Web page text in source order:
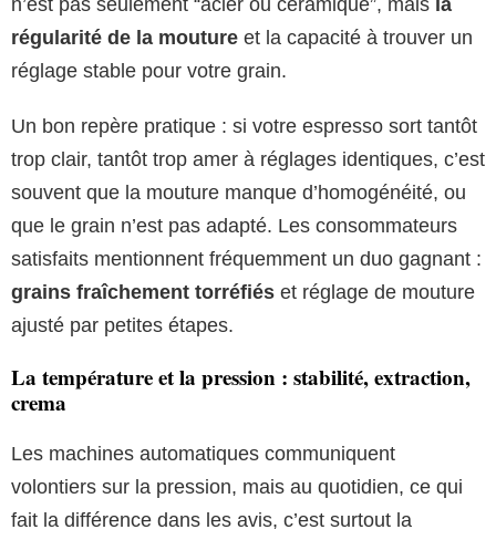
régularité de la mouture et la capacité à trouver un
réglage stable pour votre grain.
Un bon repère pratique : si votre espresso sort tantôt
trop clair, tantôt trop amer à réglages identiques, c’est
souvent que la mouture manque d’homogénéité, ou
que le grain n’est pas adapté. Les consommateurs
satisfaits mentionnent fréquemment un duo gagnant :
grains fraîchement torréfiés et réglage de mouture
ajusté par petites étapes.
La température et la pression : stabilité, extraction,
crema
Les machines automatiques communiquent
volontiers sur la pression, mais au quotidien, ce qui
fait la différence dans les avis, c’est surtout la